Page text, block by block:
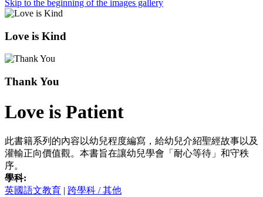
Skip to the beginning of the images gallery
Love is Kind
Thank You
Love is Patient
此書籍系列的內容以幼兒程度編寫，給幼兒介紹聖經故事以及
灌輸正向價值觀。本書旨在讓幼兒學會「耐心等待」和守秩
序。
學科:
英國語文教育 | 跨學科 / 其他